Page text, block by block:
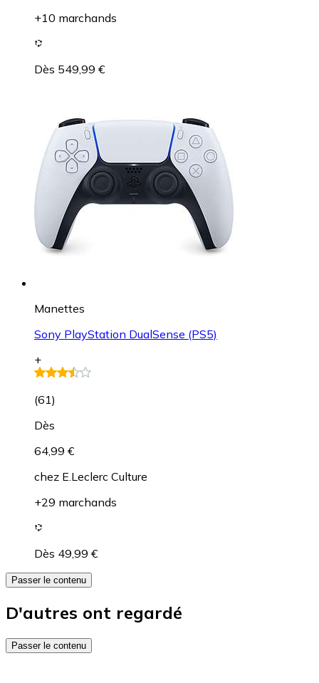
+10 marchands
Dès 549,99 €
Manettes
Sony PlayStation DualSense (PS5)
+
(61)
Dès
64,99 €
chez E.Leclerc Culture
+29 marchands
Dès 49,99 €
Passer le contenu
D'autres ont regardé
Passer le contenu